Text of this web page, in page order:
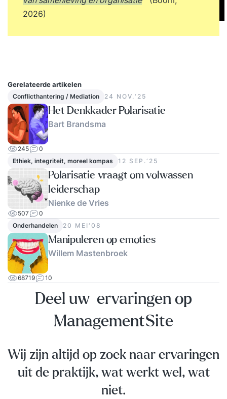
2026)
Gerelateerde artikelen
Conflicthantering / Mediation 24 NOV.‘25
Het Denkkader Polarisatie
Bart Brandsma
245
0
Ethiek, integriteit, moreel kompas
12 SEP.‘25
Polarisatie vraagt om volwassen
leiderschap
Nienke de Vries
507
0
Onderhandelen
20 MEI‘08
Manipuleren op emoties
Willem Mastenbroek
68719 10
Deel uw ervaringen op
ManagementSite
Wij zijn altijd op zoek naar ervaringen
uit de praktijk, wat werkt wel, wat
niet.